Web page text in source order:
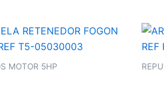
MOTOR 5HP